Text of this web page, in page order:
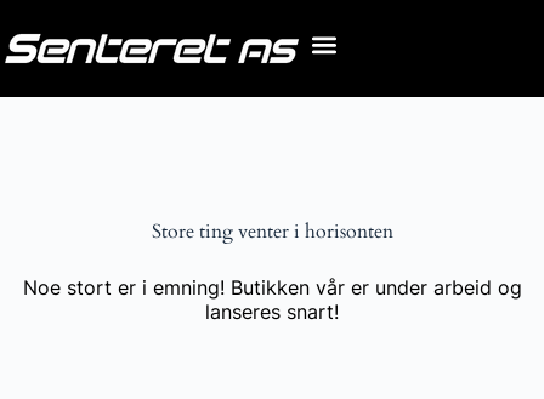
Store ting venter i horisonten
Noe stort er i emning! Butikken vår er under arbeid og
lanseres snart!